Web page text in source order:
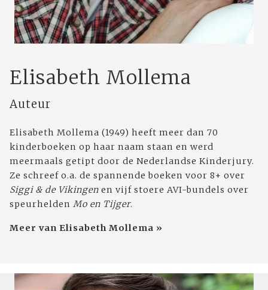
Elisabeth Mollema
Auteur
Elisabeth Mollema (1949) heeft meer dan 70
kinderboeken op haar naam staan en werd
meermaals getipt door de Nederlandse Kinderjury.
Ze schreef o.a. de spannende boeken voor 8+ over
Siggi & de Vikingen en vijf stoere AVI-bundels over
speurhelden Mo en Tijger.
Meer van Elisabeth Mollema »